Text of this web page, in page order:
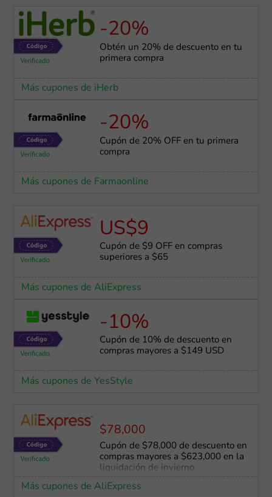
-20%
Obtén un 20% de descuento en tu
primera compra
Más cupones de iHerb
-20%
Cupón de 20% OFF en tu primera
compra
Más cupones de Farmaonline
US$9
Cupón de $9 OFF en compras
superiores a $65
Más cupones de AliExpress
-10%
Cupón de 10% de descuento en
compras mayores a $149 USD
Más cupones de YesStyle
$78,000
Cupón de $78,000 de descuento en
compras mayores a $623,000 en la
liquidación de invierno
Más cupones de AliExpress